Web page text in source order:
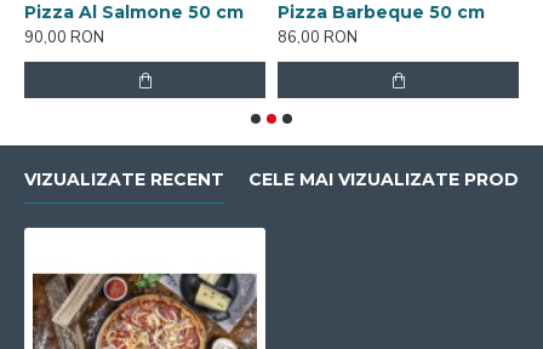
Pizza Al Salmone 50 cm
90,00 RON
Pizza Barbeque 50 cm
86,00 RON
VIZUALIZATE RECENT CELE MAI VIZUALIZATE